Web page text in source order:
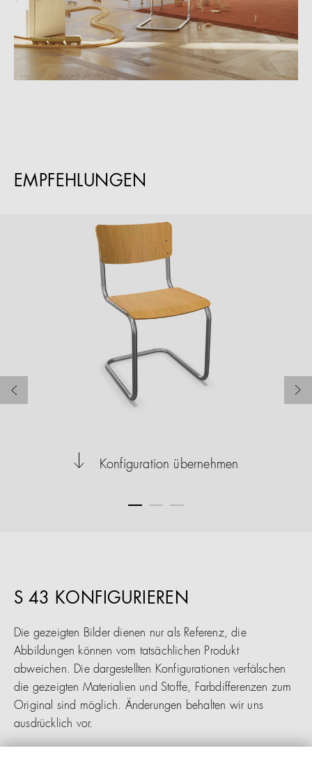
EMPFEHLUNGEN
Konfiguration übernehmen
S 43 KONFIGURIEREN
Die gezeigten Bilder dienen nur als Referenz, die
Abbildungen können vom tatsächlichen Produkt
abweichen. Die dargestellten Konfigurationen verfälschen
die gezeigten Materialien und Stoffe, Farbdifferenzen zum
Original sind möglich. Änderungen behalten wir uns
ausdrücklich vor.